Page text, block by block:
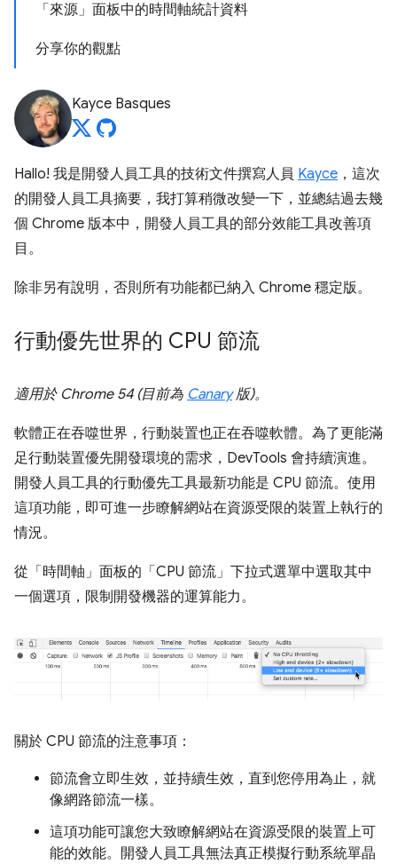
「來源」面板中的時間軸統計資料
分享你的觀點
Kayce Basques
Hallo! 我是開發人員工具的技術文件撰寫人員 Kayce ，這次
的開發人員工具摘要，我打算稍微改變一下，並總結過去幾
個 Chrome 版本中，開發人員工具的部分效能工具改善項
目。
除非另有說明，否則所有功能都已納入 Chrome 穩定版。
行動優先世界的 CPU 節流
適用於 Chrome 54 (目前為 Canary版)。
軟體正在吞噬世界，行動裝置也正在吞噬軟體。為了更能滿
足行動裝置優先開發環境的需求，DevTools 會持續演進。
開發人員工具的行動優先工具最新功能是 CPU 節流。使用
這項功能，即可進一步瞭解網站在資源受限的裝置上執行的
情況。
從「時間軸」面板的「CPU 節流」 下拉式選單中選取其中
一個選項，限制開發機器的運算能力。
關於 CPU 節流的注意事項：
節流會立即生效，並持續生效，直到您停用為止，就
像網路節流一樣。
這項功能可讓您大致瞭解網站在資源受限的裝置上可
能的效能。開發人員工具無法真正模擬行動系統單晶